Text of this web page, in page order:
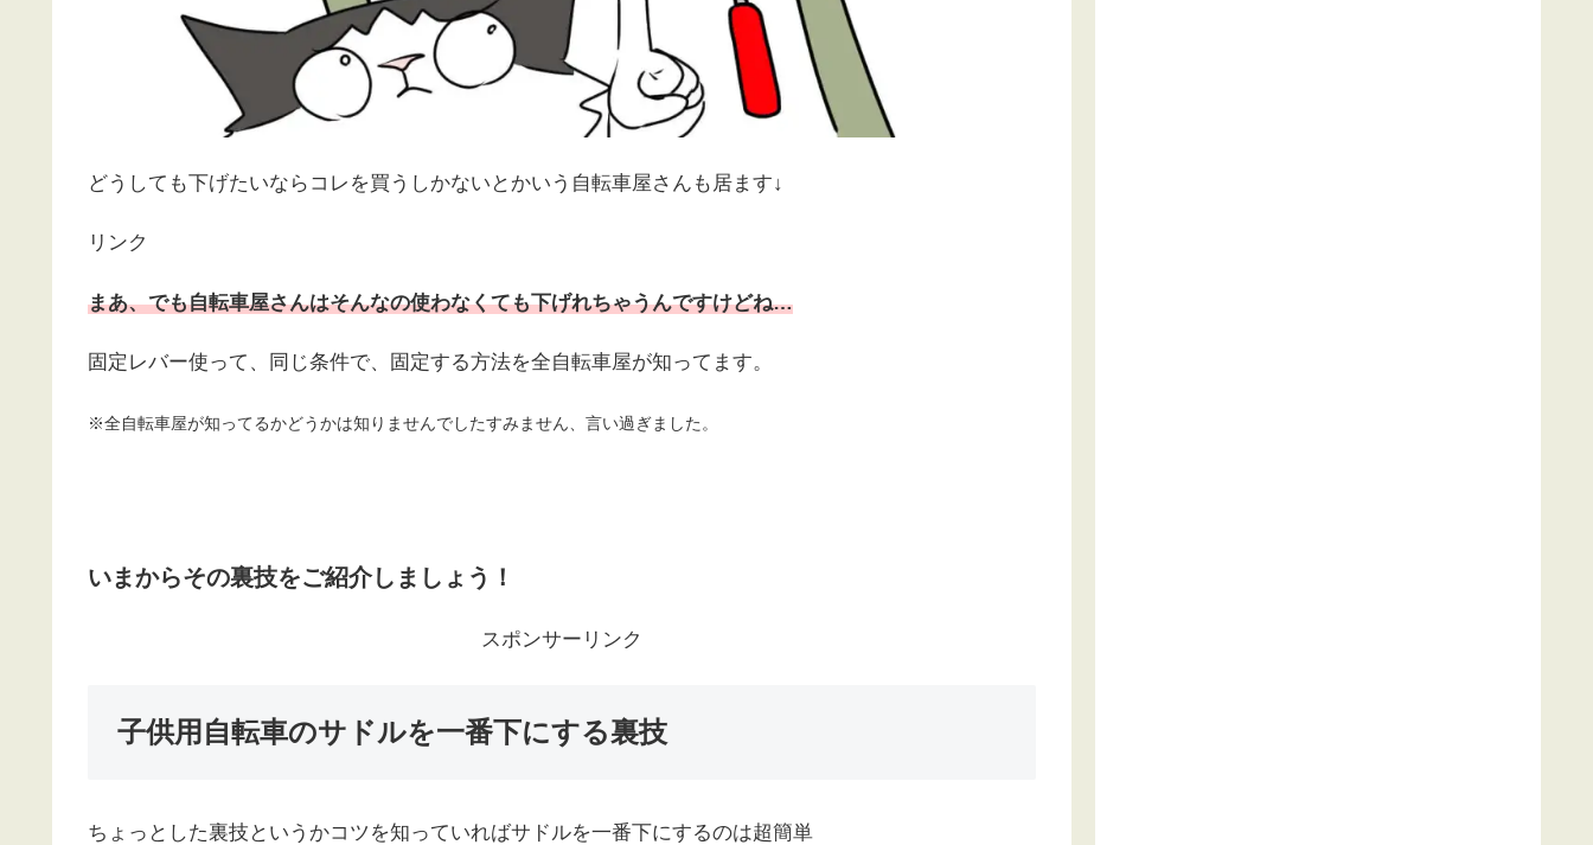
どうしても下げたいならコレを買うしかないとかいう自転車屋さんも居ます↓
リンク
まあ、でも自転車屋さんはそんなの使わなくても下げれちゃうんですけどね…
固定レバー使って、同じ条件で、固定する方法を全自転車屋が知ってます。
※全自転車屋が知ってるかどうかは知りませんでしたすみません、言い過ぎました。
いまからその裏技をご紹介しましょう！
スポンサーリンク
子供用自転車のサドルを一番下にする裏技
ちょっとした裏技というかコツを知っていればサドルを一番下にするのは超簡単